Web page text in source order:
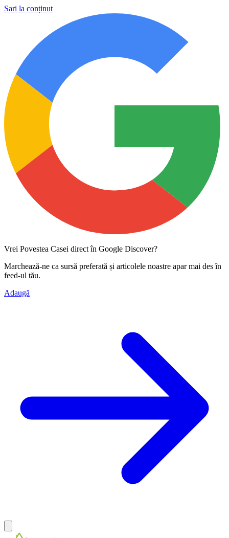
Sari la conținut
Vrei Povestea Casei direct în Google Discover?
Marchează-ne ca sursă preferată și articolele noastre apar mai des în
feed-ul tău.
Adaugă